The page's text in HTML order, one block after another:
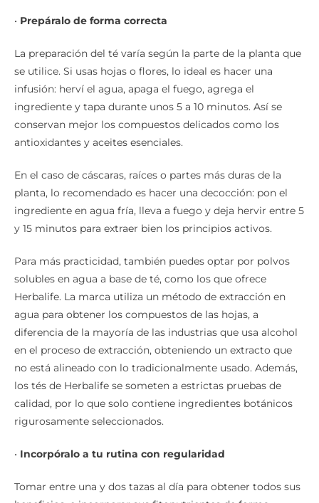
• Prepáralo de forma correcta
La preparación del té varía según la parte de la planta que
se utilice. Si usas hojas o flores, lo ideal es hacer una
infusión: herví el agua, apaga el fuego, agrega el
ingrediente y tapa durante unos 5 a 10 minutos. Así se
conservan mejor los compuestos delicados como los
antioxidantes y aceites esenciales.
En el caso de cáscaras, raíces o partes más duras de la
planta, lo recomendado es hacer una decocción: pon el
ingrediente en agua fría, lleva a fuego y deja hervir entre 5
y 15 minutos para extraer bien los principios activos.
Para más practicidad, también puedes optar por polvos
solubles en agua a base de té, como los que ofrece
Herbalife. La marca utiliza un método de extracción en
agua para obtener los compuestos de las hojas, a
diferencia de la mayoría de las industrias que usa alcohol
en el proceso de extracción, obteniendo un extracto que
no está alineado con lo tradicionalmente usado. Además,
los tés de Herbalife se someten a estrictas pruebas de
calidad, por lo que solo contiene ingredientes botánicos
rigurosamente seleccionados.
• Incorpóralo a tu rutina con regularidad
Tomar entre una y dos tazas al día para obtener todos sus